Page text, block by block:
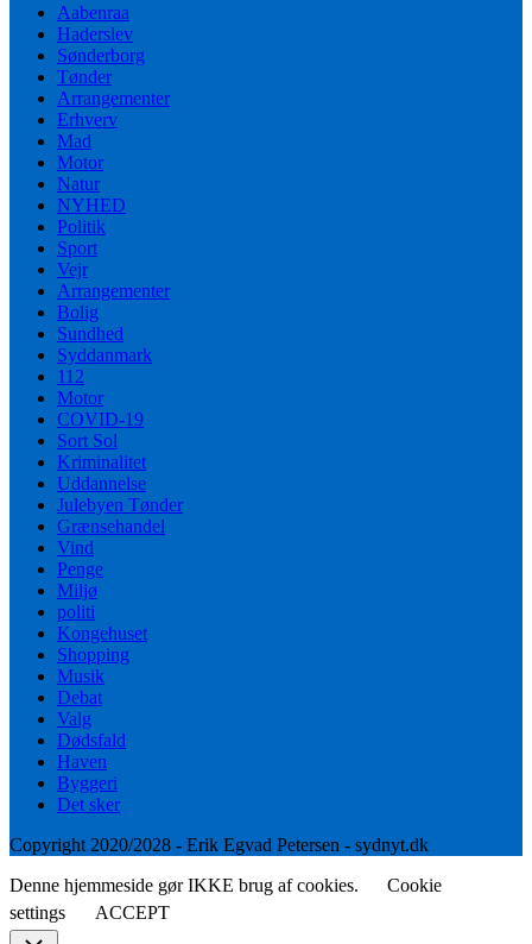
Aabenraa
Haderslev
Sønderborg
Tønder
Arrangementer
Erhverv
Mad
Motor
Natur
NYHED
Politik
Sport
Vejr
Arrangementer
Bolig
Sundhed
Syddanmark
112
Motor
COVID-19
Sort Sol
Kriminalitet
Uddannelse
Julebyen Tønder
Grænsehandel
Vind
Penge
Miljø
politi
Kongehuset
Shopping
Musik
Debat
Valg
Dødsfald
Haven
Byggeri
Det sker
Copyright 2020/2028 - Erik Egvad Petersen - sydnyt.dk
Denne hjemmeside gør IKKE brug af cookies.
Cookie
settings
ACCEPT